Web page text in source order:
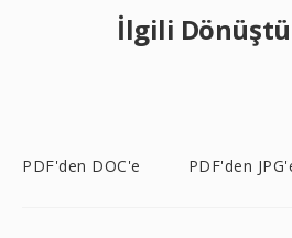
İlgili
PDF'den DOC'e PDF'den